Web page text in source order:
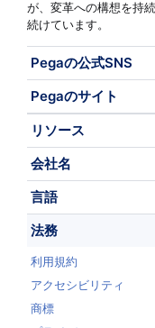
が、変革への構想を持
続けています。
Pegaの公式SNS
Pegaのサイト
リソース
会社名
言語
法務
利用規約
アクセシビリティ
商標